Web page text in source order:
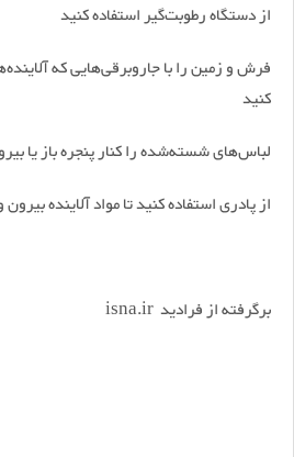
از دستگاه رطوبت‌گیر استفاده کنید
فرش و زمین را با جارو‌برقی‌هایی که
کنید
لباس‌های شسته‌شده را کنار پنجره باز یا
از پادری استفاده کنید تا مواد آلاینده
برگرفته از فرادید isna.ir